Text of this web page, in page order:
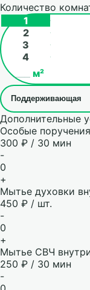
Количество
1
2
3
4
м²
Дополнительные
Особые поручения
300 ₽ / 30 мин
-
0
+
Мытье духовки
450 ₽ / шт.
-
0
+
Мытье СВЧ
250 ₽ / 30 мин
-